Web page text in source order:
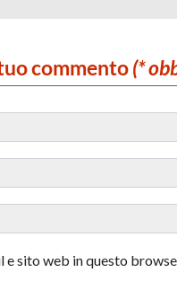
commento(*
e sito web in questo